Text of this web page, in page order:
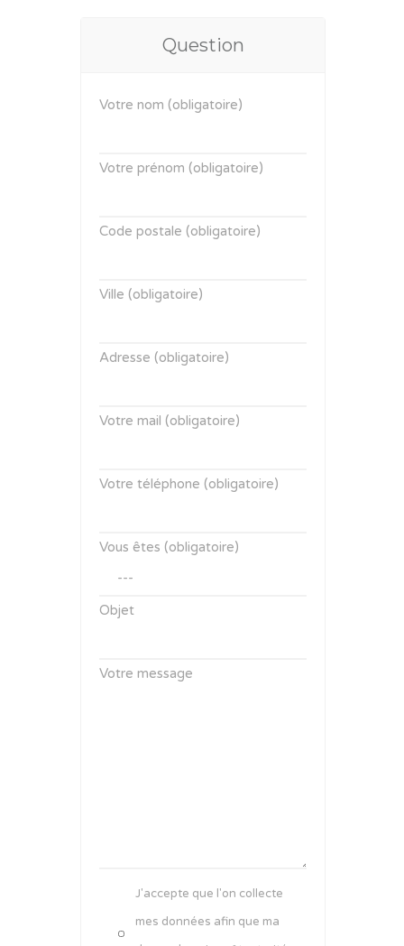
Question
Votre nom (obligatoire)
Votre prénom (obligatoire)
Code postale (obligatoire)
Ville (obligatoire)
Adresse (obligatoire)
Votre mail (obligatoire)
Votre téléphone (obligatoire)
Vous êtes (obligatoire)
Objet
Votre message
J'accepte que l'on collecte
mes données afin que ma